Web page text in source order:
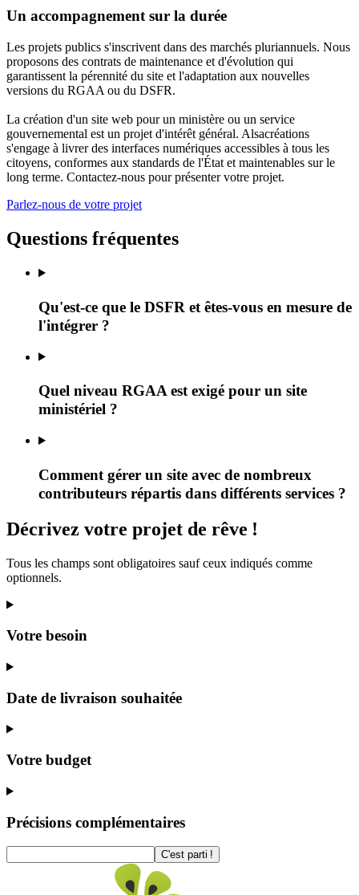
Un accompagnement sur la durée
Les projets publics s'inscrivent dans des marchés pluriannuels. Nous
proposons des contrats de maintenance et d'évolution qui
garantissent la pérennité du site et l'adaptation aux nouvelles
versions du RGAA ou du DSFR.
La création d'un site web pour un ministère ou un service
gouvernemental est un projet d'intérêt général. Alsacréations
s'engage à livrer des interfaces numériques accessibles à tous les
citoyens, conformes aux standards de l'État et maintenables sur le
long terme. Contactez-nous pour présenter votre projet.
Parlez-nous de votre projet
Questions fréquentes
Qu'est-ce que le DSFR et êtes-vous en mesure de
l'intégrer ?
Quel niveau RGAA est exigé pour un site
ministériel ?
Comment gérer un site avec de nombreux
contributeurs répartis dans différents services ?
Décrivez votre projet de rêve !
Tous les champs sont obligatoires sauf ceux indiqués comme
optionnels.
Votre besoin
Date de livraison souhaitée
Votre budget
Précisions complémentaires
C'est parti !